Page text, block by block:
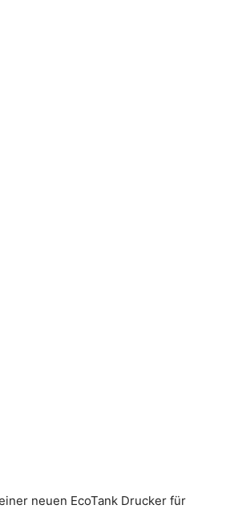
neuen EcoTank Drucker für